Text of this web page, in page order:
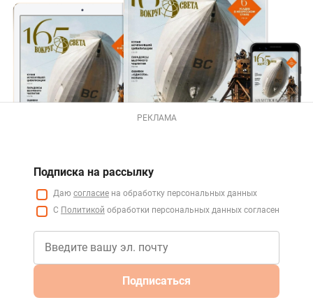
РЕКЛАМА
Подписка на рассылку
Даю согласие на обработку персональных данных
С Политикой обработки персональных данных согласен
Подписаться